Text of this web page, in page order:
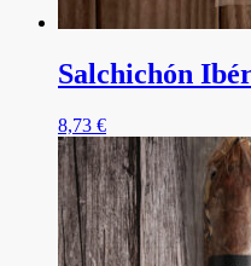
Salchichón
8,73 €